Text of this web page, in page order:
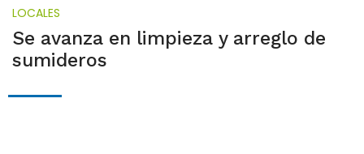
LOCALES
Se avanza en limpieza y arreglo de
sumideros